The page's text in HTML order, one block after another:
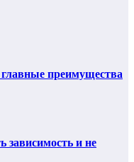
преимущества
зависимость и не